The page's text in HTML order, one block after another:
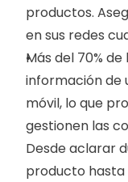
productos.
en sus redes
Más del 70%
información de
móvil, lo que
gestionen las
Desde aclarar
producto hasta